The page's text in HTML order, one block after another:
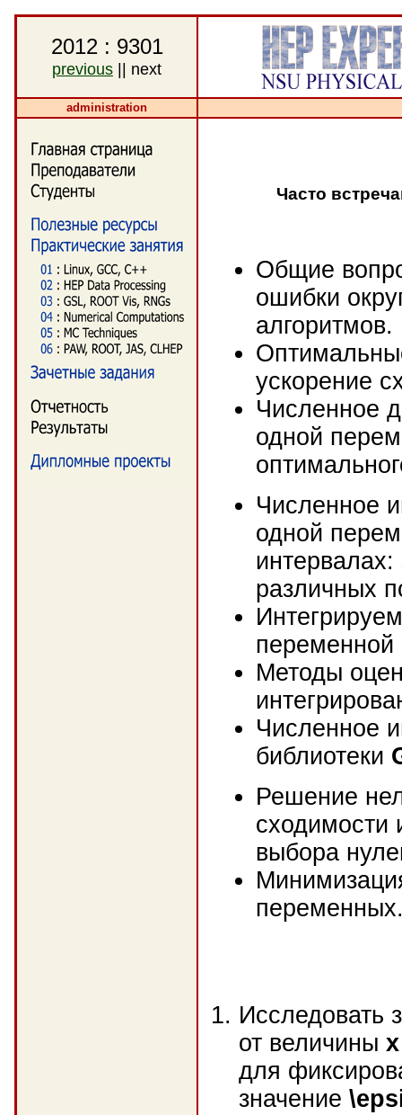
2012 : 9301
previous || next
administration
Часто
Общие
ошибки
алгоритмов.
ускорение
Численное
одной
Численное
одной
различных
Методы
Численное
библиотеки
Решение
сходимости
выбора
Исследовать
от величины x
для
значение